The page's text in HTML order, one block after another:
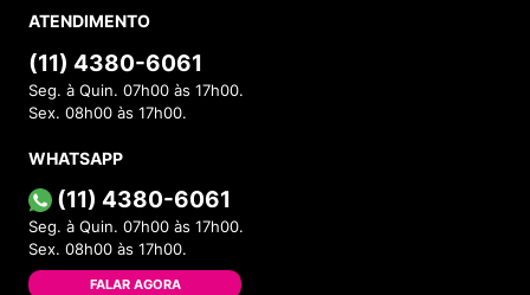
ATENDIMENTO
(11) 4380-6061
Seg. à Quin. 07h00 às 17h00.
Sex. 08h00 às 17h00.
WHATSAPP
(11) 4380-6061
Seg. à Quin. 07h00 às 17h00.
Sex. 08h00 às 17h00.
FALAR AGORA